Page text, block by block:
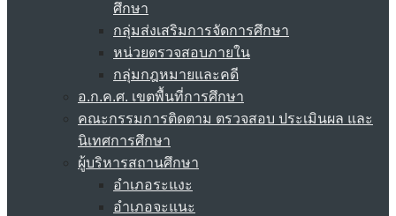
ศึกษา
กลุ่มส่งเสริมการจัดการศึกษา
หน่วยตรวจสอบภายใน
กลุ่มกฎหมายและคดี
อ.ก.ค.ศ. เขตพื้นที่การศึกษา
คณะกรรมการติดตาม ตรวจสอบ ประเมินผล และ
นิเทศการศึกษา
ผู้บริหารสถานศึกษา
อำเภอระแงะ
อำเภอจะแนะ